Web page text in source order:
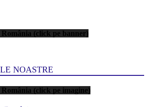
(click pe banner)
NOASTRE
(click pe imagine)